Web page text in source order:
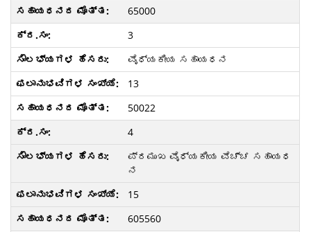
65000
3
ವೈಧ್ಯಕೀಯ ಸಹಾಯಧನ
13
50022
4
ಪ್ರಮುಖ ವೈಧ್ಯಕೀಯ ವೆಚ್ಚ ಸಹಾಯಧ
ನ
15
605560